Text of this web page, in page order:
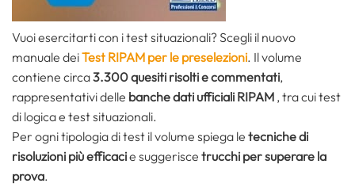
Vuoi esercitarti con i test situazionali? Scegli il nuovo
manuale deiTest RIPAM per le preselezioni. Il volume
contiene circa3.300 quesiti risolti e commentati,
rappresentativi delle banche dati ufficiali RIPAM , tra cui test
di logica e test situazionali.
Per ogni tipologia di test il volume spiega le tecniche di
risoluzioni più efficacie suggerisce trucchi per superare la
prova.